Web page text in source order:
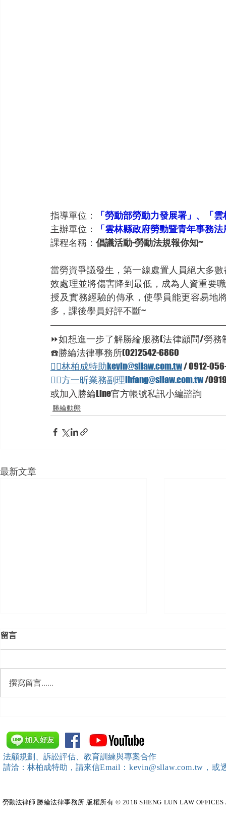
指導單位：
「勞動部勞動力發展署」、「
主辦單位：
「雲林縣政府勞動暨青年事務
課程名稱：倡議活動-勞動法規報你知~
當勞資爭議發生，第一線處置人員絕大多
效處理並將傷害降到最低，成為人資重要
授及實務經驗的傳承，使學員能更容易地
多，課後學員好評不斷~
⏩如想進一步了解勝綸服務(法律顧問/勞
☎️勝綸法律事務所(02)2542-6860
🦸‍♂林柏成特助kevin@sllaw.com.tw / 0912-
🦸‍♂方一昕業務副理ihfang@sllaw.com.tw /
或加入勝綸Line官方帳號私訊小編諮詢
勝綸動態
最新文章
中、南等地辦理（職場霸凌防
治教育訓練）課程 邀請本所律
師團隊擔任講師，課程圓滿完
成~*
留言
撰寫留言......
法顧規劃、訴訟評估、教育訓練與專案合作
請洽：林柏成特助 ，請來信Email：kevin@sllaw.com.tw，
勞動法律師​ 勝綸法律事務所 版權所有 © 2018 SHENG LUN LAW